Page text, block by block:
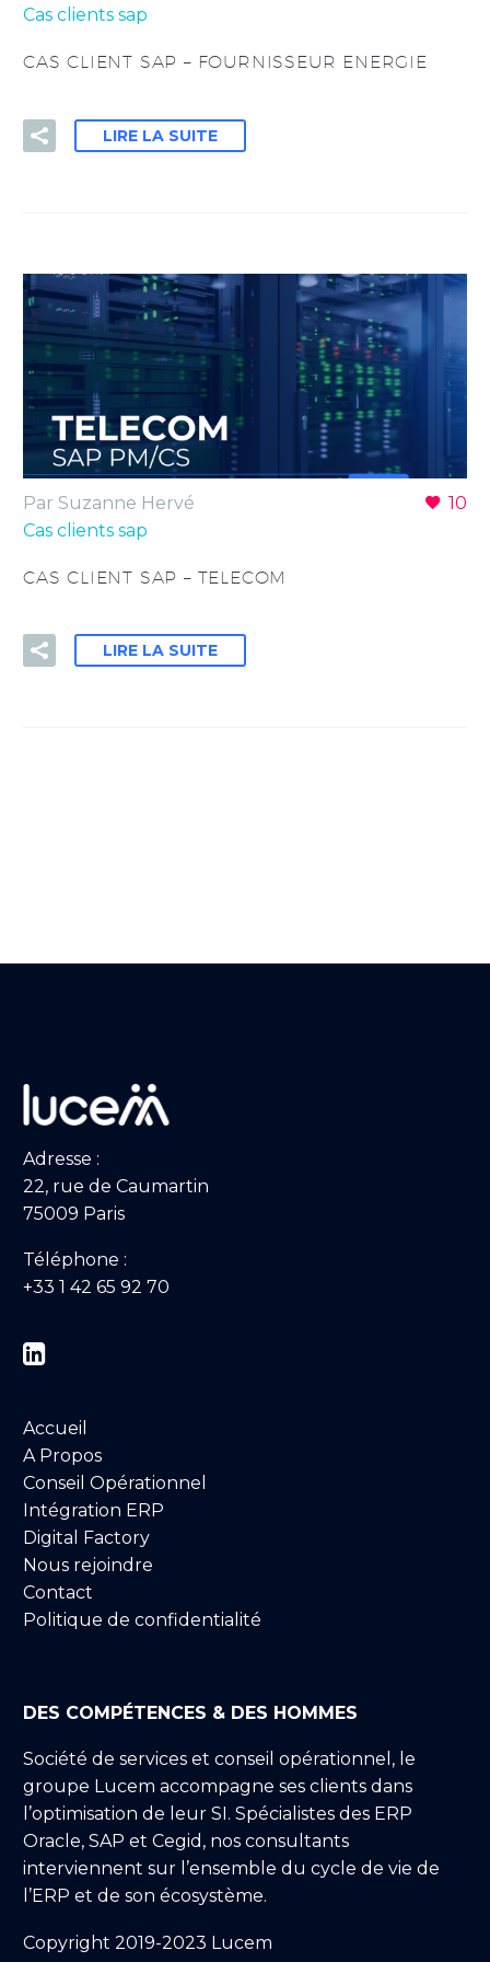
Cas clients sap
CAS CLIENT SAP – FOURNISSEUR ENERGIE
LIRE LA SUITE
10
Par Suzanne Hervé
Cas clients sap
CAS CLIENT SAP – TELECOM
LIRE LA SUITE
Adresse :
22, rue de Caumartin
75009 Paris
Téléphone :
+33 1 42 65 92 70


Accueil
A Propos
Conseil Opérationnel
Intégration ERP
Digital Factory
Nous rejoindre
Contact
Politique de confidentialité
DES COMPÉTENCES & DES HOMMES
Société de services et conseil opérationnel, le
groupe Lucem accompagne ses clients dans
l’optimisation de leur SI. Spécialistes des ERP
Oracle, SAP et Cegid, nos consultants
interviennent sur l’ensemble du cycle de vie de
l’ERP et de son écosystème.
Copyright 2019-2023 Lucem